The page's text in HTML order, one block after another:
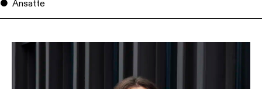
Ansatte